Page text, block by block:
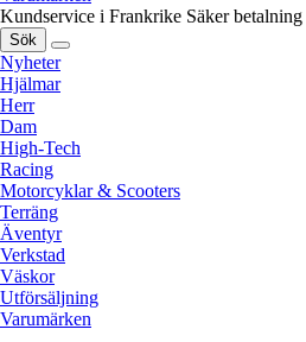
Kundservice i Frankrike Säker betalning
Sök
Nyheter
Hjälmar
Herr
Dam
High-Tech
Racing
Motorcyklar & Scooters
Terräng
Äventyr
Verkstad
Väskor
Utförsäljning
Varumärken